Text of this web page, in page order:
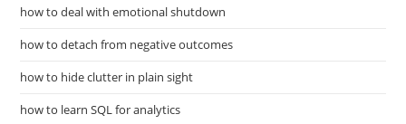
how to deal with emotional shutdown
how to detach from negative outcomes
how to hide clutter in plain sight
how to learn SQL for analytics